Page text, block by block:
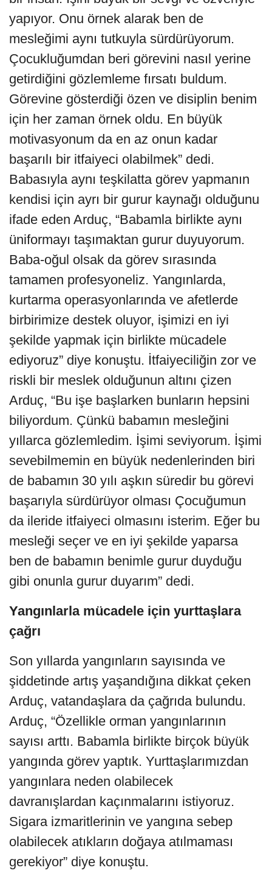
yapıyor. Onu örnek alarak ben de
mesleğimi aynı tutkuyla sürdürüyorum.
Çocukluğumdan beri görevini nasıl yerine
getirdiğini gözlemleme fırsatı buldum.
Görevine gösterdiği özen ve disiplin benim
için her zaman örnek oldu. En büyük
motivasyonum da en az onun kadar
başarılı bir itfaiyeci olabilmek” dedi.
Babasıyla aynı teşkilatta görev yapmanın
kendisi için ayrı bir gurur kaynağı olduğunu
ifade eden Arduç, “Babamla birlikte aynı
üniformayı taşımaktan gurur duyuyorum.
Baba-oğul olsak da görev sırasında
tamamen profesyoneliz. Yangınlarda,
kurtarma operasyonlarında ve afetlerde
birbirimize destek oluyor, işimizi en iyi
şekilde yapmak için birlikte mücadele
ediyoruz” diye konuştu. İtfaiyeciliğin zor ve
riskli bir meslek olduğunun altını çizen
Arduç, “Bu işe başlarken bunların hepsini
biliyordum. Çünkü babamın mesleğini
yıllarca gözlemledim. İşimi seviyorum. İşimi
sevebilmemin en büyük nedenlerinden biri
de babamın 30 yılı aşkın süredir bu görevi
başarıyla sürdürüyor olması Çocuğumun
da ileride itfaiyeci olmasını isterim. Eğer bu
mesleği seçer ve en iyi şekilde yaparsa
ben de babamın benimle gurur duyduğu
gibi onunla gurur duyarım” dedi.
Yangınlarla mücadele için yurttaşlara
çağrı
Son yıllarda yangınların sayısında ve
şiddetinde artış yaşandığına dikkat çeken
Arduç, vatandaşlara da çağrıda bulundu.
Arduç, “Özellikle orman yangınlarının
sayısı arttı. Babamla birlikte birçok büyük
yangında görev yaptık. Yurttaşlarımızdan
yangınlara neden olabilecek
davranışlardan kaçınmalarını istiyoruz.
Sigara izmaritlerinin ve yangına sebep
olabilecek atıkların doğaya atılmaması
gerekiyor” diye konuştu.